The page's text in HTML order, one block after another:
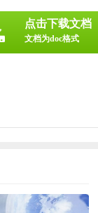
点击下载文档
文档为doc格式